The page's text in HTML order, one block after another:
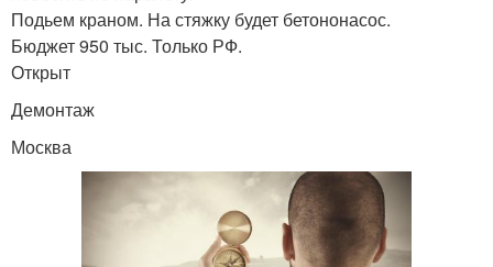
Подьем краном. На стяжку будет бетононасос.
Бюджет 950 тыс. Только РФ.
Открыт
Демонтаж
Москва